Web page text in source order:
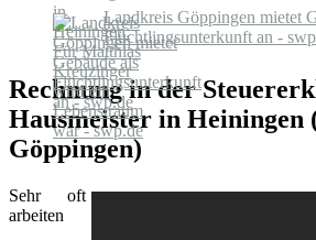
Landkreis Göppingen mietet
Flüchtlingsunterkunft an -
Rechnung in der
Hausmeister in Heiningen
Göppingen)
Sehr oft
arbeiten